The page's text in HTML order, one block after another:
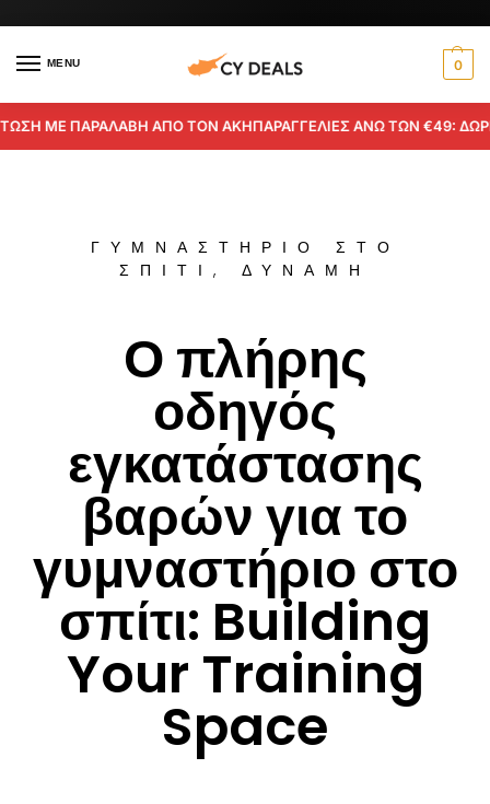
MENU 0
ΠΑΡΑΛΑΒΗ ΑΠΟ ΤΟΝ ΑΚΗΠΑΡΑΓΓΕΛΙΕΣ ΑΝΩ ΤΩΝ €49: ΔΩΡΕΑΝ
ΓΥΜΝΑΣΤΉΡΙΟ ΣΤΟ
ΣΠΊΤΙ , ΔΎΝΑΜΗ
Ο πλήρης
οδηγός
εγκατάστασης
βαρών για το
γυμναστήριο στο
σπίτι: Building
Your Training
Space